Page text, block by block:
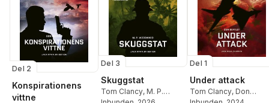
Del 2
Konspirationens
vittne
Del 3
Skuggstat
Tom Clancy, M. P.
Del 1
Under attack
Tom Clancy, Don